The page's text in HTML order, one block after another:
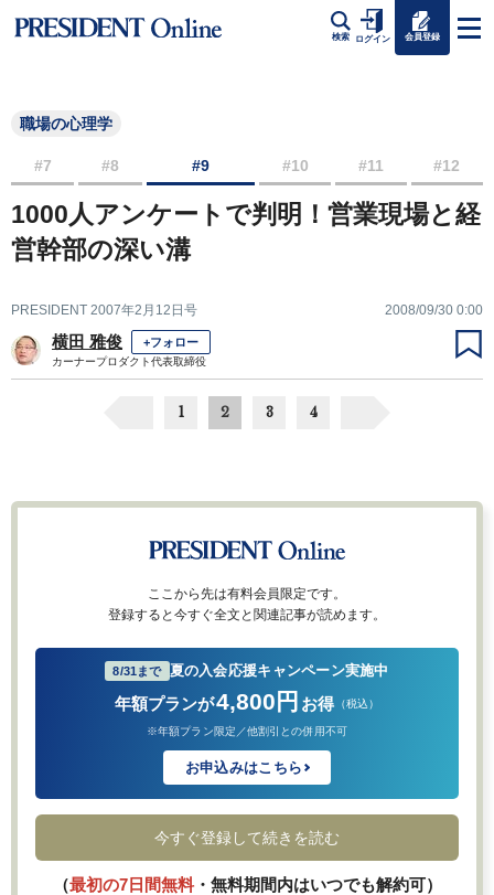
検索 ログイン 会員登録
職場の心理学
#7 #8 #9 #10 #11 #12
1000人アンケートで判明！営業現場と経
営幹部の深い溝
PRESIDENT 2007年2月12日号 2008/09/30 0:00
横田 雅俊 +フォロー
カーナープロダクト代表取締役
1 2 3 4
ここから先は有料会員限定です。
登録すると今すぐ全文と関連記事が読めます。
8/31まで 夏の入会応援キャンペーン実施中
年額プランが4,800円 お得 （税込）
※年額プラン限定／他割引との併用不可
お申込みはこちら
今すぐ登録して続きを読む
（最初の7日間無料・無料期間内はいつでも解約可）